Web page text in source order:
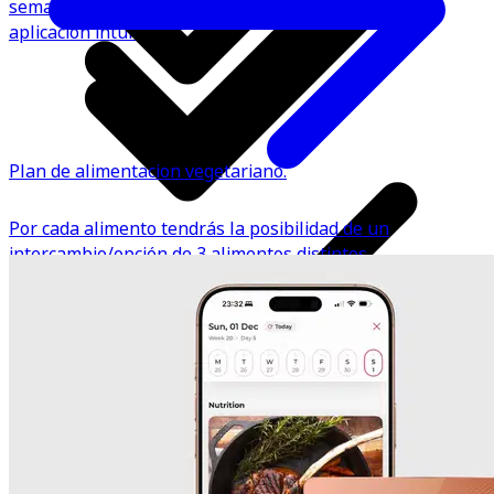
semana), resistencia y desempeño físico con nuestra
aplicación intuitiva.
Por cada alimento tendrás la posibilidad de un
intercambio/opción de 3 alimentos distintos.
Sugerencia semanal de RIR/RPE, sobrecarga progresiva y
tempo y posibilidad de registrar los pesos de cada
ejercicio en cada sesión (dentro de la misma app), para
Plan de alimentacion vegetariano.
*Estos planes son guías de alimentación que no incluyen
seguimiento, valoración personalizada ni llamada inicial